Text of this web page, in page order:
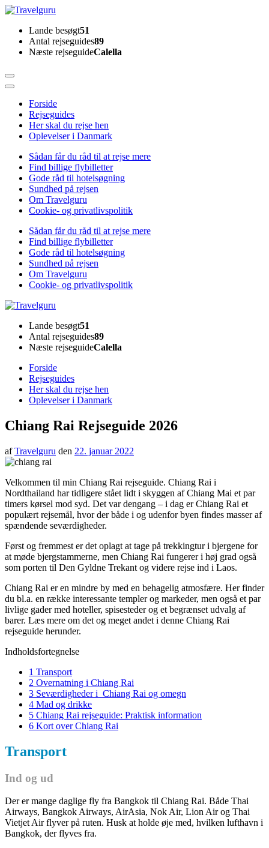
Skip
content
(Press
Enter)
TravelguruLande besøgt51
Antal rejseguides89
Næste rejseguideCalella
Forside
Rejseguides
Her skal du rejse hen
Oplevelser i Danmark
Sådan får du råd til at rejse mere
Find billige flybilletter
Gode råd til hotelsøgning
Sundhed på rejsen
Om Travelguru
Cookie- og privatlivspolitik
Sådan får du råd til at rejse mere
Find billige flybilletter
Gode råd til hotelsøgning
Sundhed på rejsen
Om Travelguru
Cookie- og privatlivspolitik
TravelguruLande besøgt51
Antal rejseguides89
Næste rejseguideCalella
Forside
Rejseguides
Her skal du rejse hen
Oplevelser i Danmark
Chiang Rai Rejseguide 2026
afTravelguru den 22. januar 2022
Velkommen til min Chiang Rai rejseguide. Chiang Rai i
Nordthailand har tidligere stået lidt i skyggen af Chiang Mai et par
timers kørsel mod syd. Det var dengang – i dag er Chiang Rai et
populært rejsemål, hvor der både i og udenfor byen findes masser af
spændende seværdigheder.
Først og fremmest er det oplagt at tage på trekkingtur i bjergene for
at møde bjergstammerne, men Chiang Rai fungerer i høj grad også
som porten til Den Gyldne Trekant og videre rejse ind i Laos.
Chiang Rai er en mindre by med en behagelig atmosfære. Her finder
du bl.a. en række interessante templer og markeder, men også et par
livlige gader med hoteller, spisesteder og et begrænset udvalg af
barer. Læs mere om det og meget andet i denne Chiang Rai
rejseguide herunder.
Indholdsfortegnelse
1 Transport
2 Overnatning i Chiang Rai
3 Seværdigheder i Chiang Rai og omegn
4 Mad og drikke
5 Chiang Rai rejseguide: Praktisk information
6 Kort over Chiang Rai
Transport
Ind og ud
Der er mange daglige fly fra Bangkok til Chiang Rai. Både Thai
Airways, Bangkok Airways, AirAsia, Nok Air, Lion Air og Thai
Vietjet Air flyver på ruten. Husk at holde øje med, hvilken lufthavn i
Bangkok, der flyves fra.